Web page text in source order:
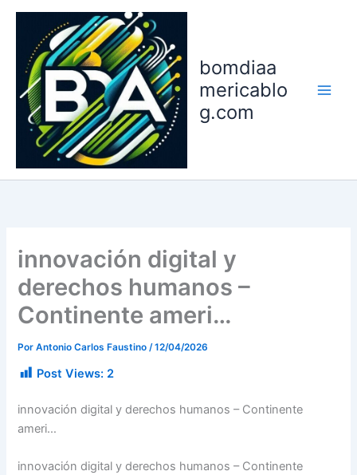
conteúdo
bomdiaa
mericablo
g.com
innovación digital y
derechos humanos –
Continente ameri…
PorAntonio Carlos Faustino /12/04/2026
Post Views: 2
innovación digital y derechos humanos – Continente
ameri…
innovación digital y derechos humanos – Continente